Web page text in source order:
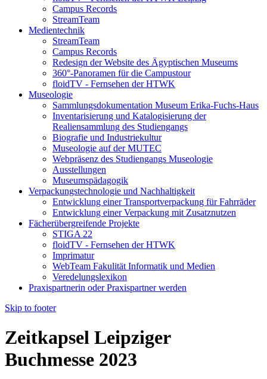
Campus Records
StreamTeam
Medientechnik
StreamTeam
Campus Records
Redesign der Website des Ägyptischen Museums
360°-Panoramen für die Campustour
floidTV - Fernsehen der HTWK
Museologie
Sammlungsdokumentation Museum Erika-Fuchs-Haus
Inventarisierung und Katalogisierung der
Realiensammlung des Studiengangs
Biografie und Industriekultur
Museologie auf der MUTEC
Webpräsenz des Studiengangs Museologie
Ausstellungen
Museumspädagogik
Verpackungstechnologie und Nachhaltigkeit
Entwicklung einer Transportverpackung für Fahrräder
Entwicklung einer Verpackung mit Zusatznutzen
Fächerübergreifende Projekte
STIGA 22
floidTV - Fernsehen der HTWK
Imprimatur
WebTeam Fakulität Informatik und Medien
Veredelungslexikon
Praxispartnerin oder Praxispartner werden
Skip to footer
Zeitkapsel Leipziger
Buchmesse 2023